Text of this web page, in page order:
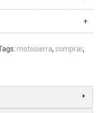
motosierra comprar